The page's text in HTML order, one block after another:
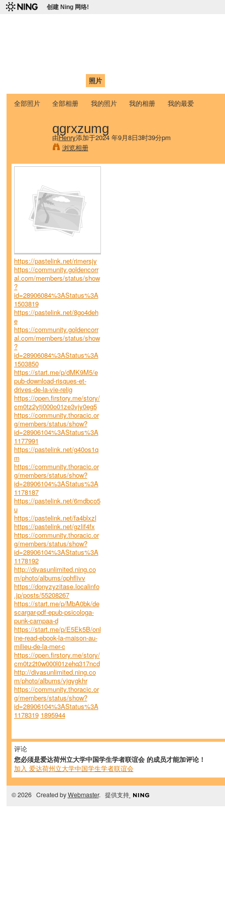
创建 Ning 网络!
照片
全部照片 全部相册 我的照片 我的相册 我的最爱
qgrxzumg
由Henry添加于2024 年9月8日3时39分pm
浏览相册
https://pastelink.net/rimersjy
https://community.goldencorr
al.com/members/status/show
?
id=28906084%3AStatus%3A
1503819
https://pastelink.net/8go4deh
e
https://community.goldencorr
al.com/members/status/show
?
id=28906084%3AStatus%3A
1503850
https://start.me/p/dMK9M5/e
pub-download-risques-et-
drives-de-la-vie-relig
https://open.firstory.me/story/
cm0tz2ytj000o01ze3vjy0eg5
https://community.thoracic.or
g/members/status/show?
id=28906104%3AStatus%3A
1177991
https://pastelink.net/g40os1q
m
https://community.thoracic.or
g/members/status/show?
id=28906104%3AStatus%3A
1178187
https://pastelink.net/6mdbco5
u
https://pastelink.net/fa4blxzl
https://pastelink.net/gzlif4fx
https://community.thoracic.or
g/members/status/show?
id=28906104%3AStatus%3A
1178192
http://divasunlimited.ning.co
m/photo/albums/ophflivv
https://donyzyzitase.localinfo
.jp/posts/55208267
https://start.me/p/MbA0bk/de
scargar-pdf-epub-psicologa-
punk-campaa-d
https://start.me/p/E5Ek5B/onl
ine-read-ebook-la-maison-au-
milieu-de-la-mer-c
https://open.firstory.me/story/
cm0tz2t0w000l01zehq317ncd
http://divasunlimited.ning.co
m/photo/albums/vjgygkhr
https://community.thoracic.or
g/members/status/show?
id=28906104%3AStatus%3A
1178319 1895944
评论
您必须是爱达荷州立大学中国学生学者联谊会 的成员才能加评论！
加入 爱达荷州立大学中国学生学者联谊会
© 2026 Created byWebmaster. 提供支持